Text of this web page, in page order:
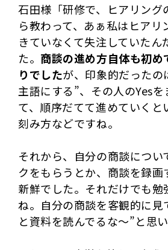
石田様「研修で、ヒアリング
ら教わって、あぁ私はヒアリ
きていなくて失注していたん
た。 商談の進め方自体も初め
りでしたが、印象的だったの
主語にする”、その人のYes
て、順序だてて進めていくと
刻み方などですね。
それから、自分の商談につい
クをもらうとか、商談を録
新鮮でした。それだけでも勉
ね。自分の商談を客観的に見
と資料を読んでるな～”と思